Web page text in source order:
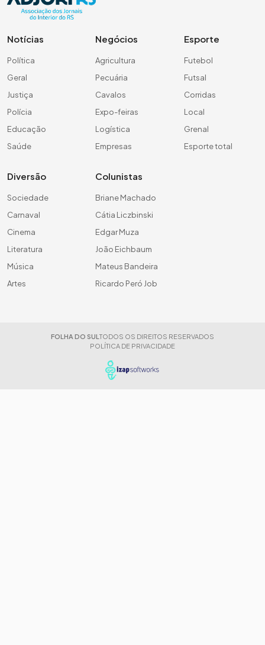
Notícias
Política
Geral
Justiça
Polícia
Educação
Saúde
Negócios
Agricultura
Pecuária
Cavalos
Expo-feiras
Logística
Empresas
Esporte
Futebol
Futsal
Corridas
Local
Grenal
Esporte total
Diversão
Sociedade
Carnaval
Cinema
Literatura
Música
Artes
Colunistas
Briane Machado
Cátia Liczbinski
Edgar Muza
João Eichbaum
Mateus Bandeira
Ricardo Peró Job
FOLHA DO SUL TODOS OS DIREITOS RESERVADOS
POLÍTICA DE PRIVACIDADE